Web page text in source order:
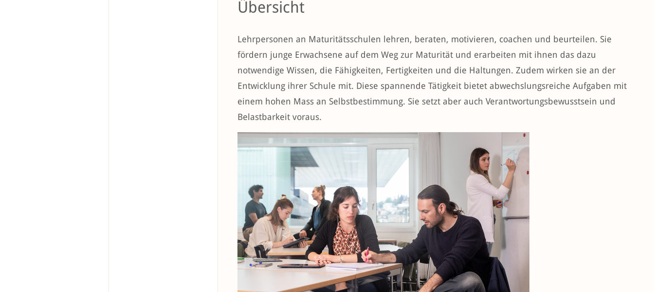
Übersicht
Lehrpersonen an Maturitätsschulen lehren, beraten, motivieren, coachen und beurteilen. Sie
fördern junge Erwachsene auf dem Weg zur Maturität und erarbeiten mit ihnen das dazu
notwendige Wissen, die Fähigkeiten, Fertigkeiten und die Haltungen. Zudem wirken sie an der
Entwicklung ihrer Schule mit. Diese spannende Tätigkeit bietet abwechslungsreiche Aufgaben mit
einem hohen Mass an Selbstbestimmung. Sie setzt aber auch Verantwortungsbewusstsein und
Belastbarkeit voraus.